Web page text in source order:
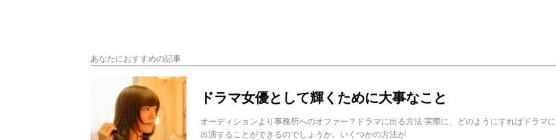
あなたにおすすめの記事
ドラマ女優として輝くために大事なこと
オーディションより事務所へのオファー？ドラマに出る方法 実際に、どのようにすればドラマに
出演することができるのでしょうか。いくつかの方法が